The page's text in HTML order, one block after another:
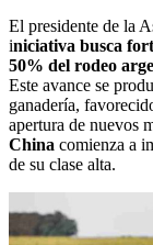
El presidente de la
iniciativa busca
50% del rodeo
Este avance se
ganadería,
apertura de nuevos
China comienza a
de su clase alta.